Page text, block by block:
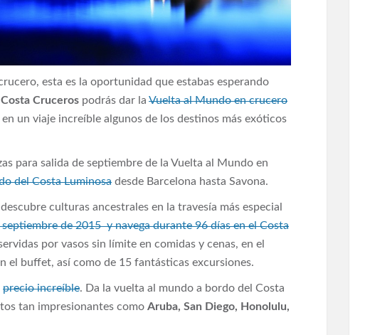
esta es la oportunidad que estabas esperando
Costa Cruceros podrás dar la Vuelta al Mundo en crucero
un viaje increíble algunos de los destinos más exóticos
para salida de septiembre de la Vuelta al Mundo en
del Costa Luminosa desde Barcelona hasta Savona.
culturas ancestrales en la travesía más especial
septiembre de 2015 y navega durante 96 días en el Costa
por vasos sin límite en comidas y cenas, en el
el buffet, así como de 15 fantásticas excursiones.
precio increíble. Da la vuelta al mundo a bordo del Costa
tan impresionantes como Aruba, San Diego, Honolulu,